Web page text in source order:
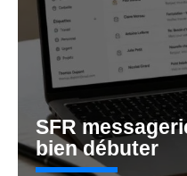
SFR
bien débuter